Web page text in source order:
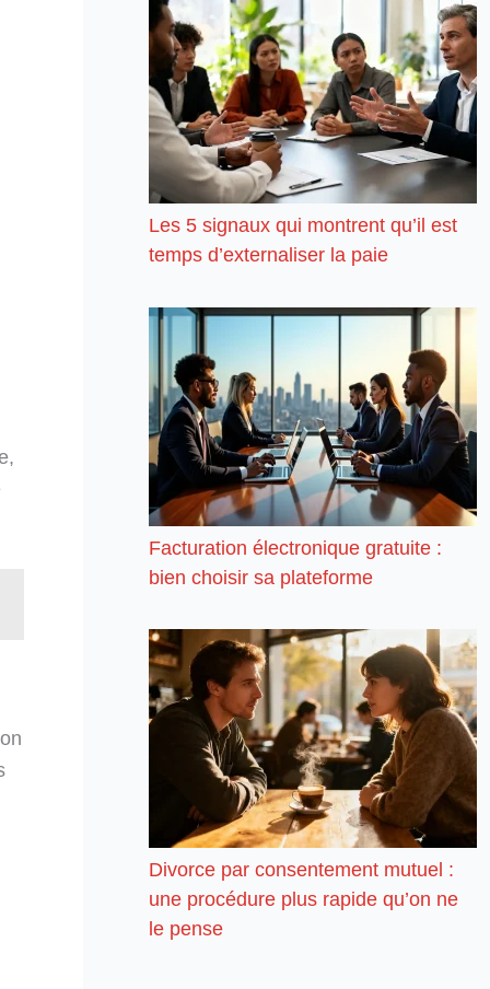
Les 5 signaux qui montrent qu’il est
temps d’externaliser la paie
Facturation électronique gratuite :
bien choisir sa plateforme
Divorce par consentement mutuel :
une procédure plus rapide qu’on ne
le pense